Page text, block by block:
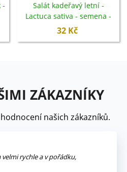
-
Salát kadeřavý letní -
Lactuca sativa - semena -
450 ks
32 Kč
ZÁKAZNÍKY
našich zákazníků.
rychle a v pořádku,